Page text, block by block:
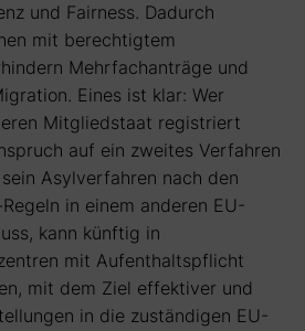
und Fairness. Dadurch
mit berechtigtem
Mehrfachanträge und
Eines ist klar: Wer
Mitgliedstaat registriert
auf ein zweites Verfahren
Asylverfahren nach den
in einem anderen EU-
kann künftig in
mit Aufenthaltspflicht
mit dem Ziel effektiver und
in die zuständigen EU-